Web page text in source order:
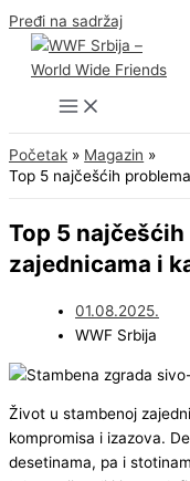
Pređi na sadržaj
Početak
Magazin
Top 5 najčešćih
Top 5
zajednicama i
01.08.2025.
WWF Srbija
Život u stambenoj
kompromisa i izazova.
desetinama, pa i